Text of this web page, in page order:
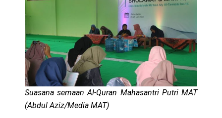
Suasana semaan Al-Quran Mahasantri Putri MAT
(Abdul Aziz/Media MAT)